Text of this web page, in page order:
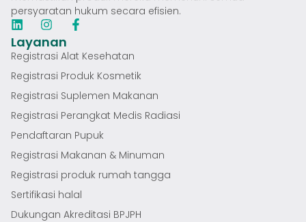
persyaratan hukum secara efisien.
Layanan
Registrasi Alat Kesehatan
Registrasi Produk Kosmetik
Registrasi Suplemen Makanan
Registrasi Perangkat Medis Radiasi
Pendaftaran Pupuk
Registrasi Makanan & Minuman
Registrasi produk rumah tangga
Sertifikasi halal
Dukungan Akreditasi BPJPH